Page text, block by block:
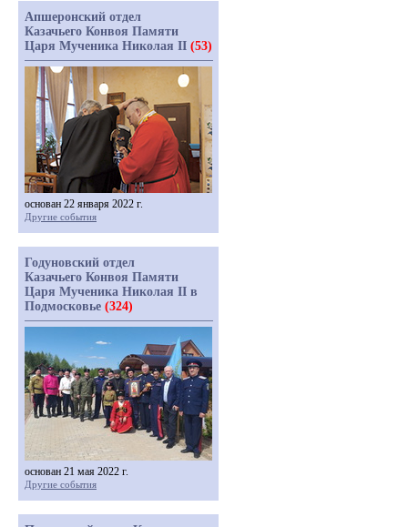
Апшеронский отдел
Казачьего Конвоя Памяти
Царя Мученика Николая II (53)
основан 22 января 2022 г.
Другие события
Годуновский отдел
Казачьего Конвоя Памяти
Царя Мученика Николая II в
Подмосковье (324)
основан 21 мая 2022 г.
Другие события